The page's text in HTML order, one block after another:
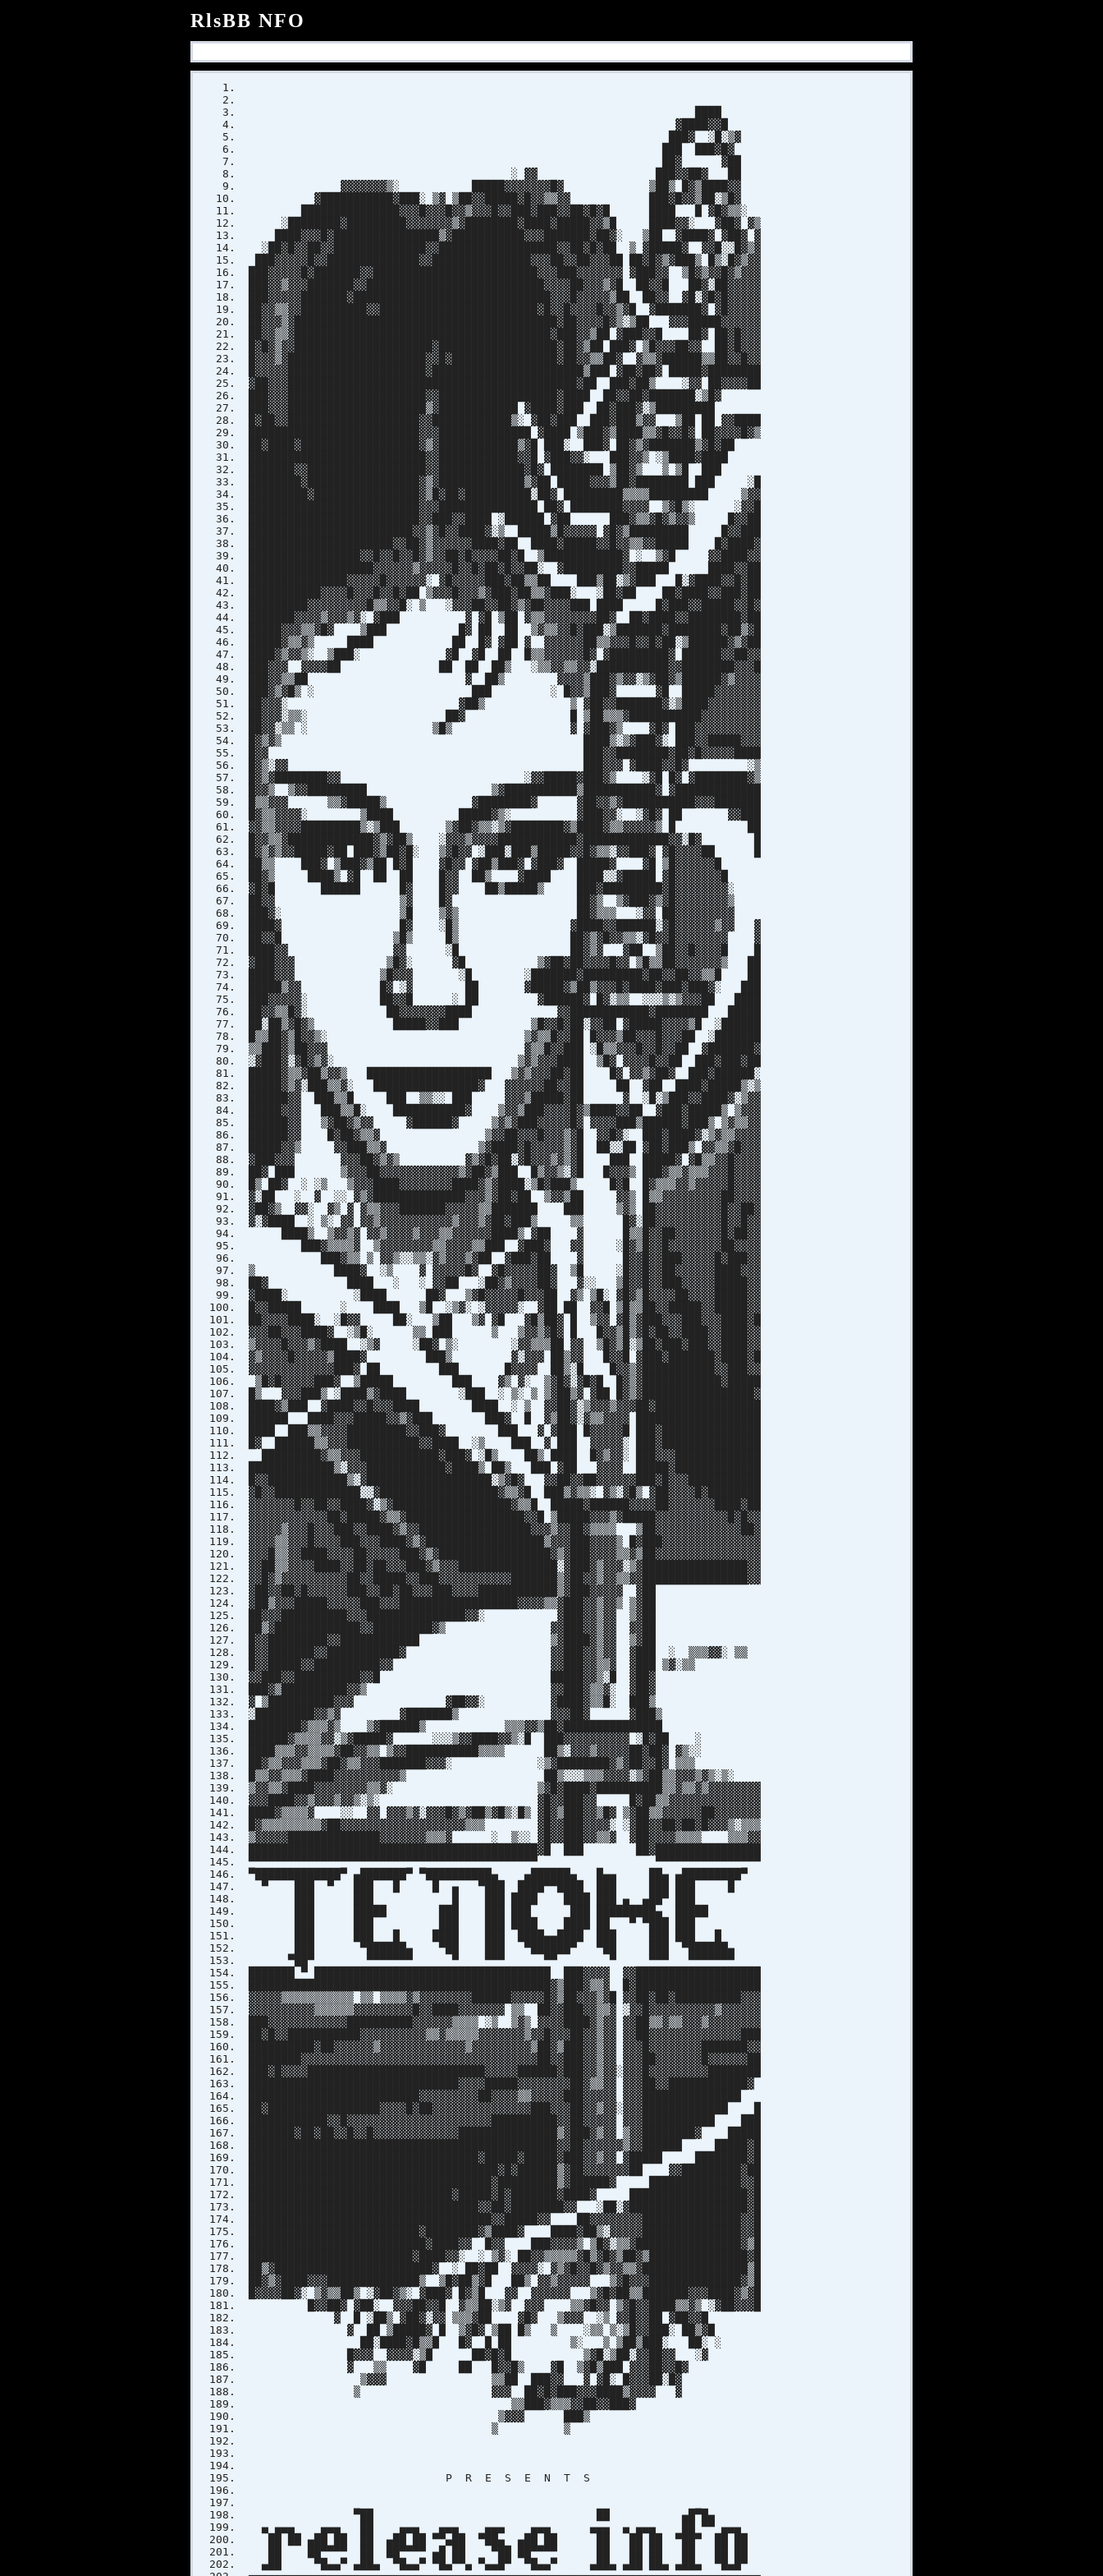
RlsBB NFO
▓████▓▓█
███▓ ░█░▒▓
███ ███▓█▓
██▓ ▓██
░ ▓▓ ███▓▓██▓ ██
▓▓▓▓▓▓▓▒░ █████▓▓▓▓▓▓▓█▓ ▒██▒ █▓▒████▓▓
▓███████████▓███░ ▒▓ ▒██▓▓█████▓█▓▓▒▒▓▓ ███▓█▓▓▒██░▒█▓
███████████████▓▓▓█▓▓▓█▓▓▒▓▓▓█▓▓███▓███▓▓██▓█▓█ ████ █ ▓█▓▒▒░
░████████▓█████████▓▓▓▓▓▓▓▒▓████████▓████▓█████▓▓▒█ ████▓▓░ ▓██▓ ▓▒
████▓▓▓█▓████████████████▒▓███████████▓▓▓███████▓██▓░ ▒██ ▓████▓ ▓██▓ ▓
░██▓█▓▓██▓▓██████████████▓▓██████████████████▓▓██▓█▓██ ▒ ▓█████▓ ▓▓█░░█▓▒▓
███▓▓▓▓▓█▓▓██████████████▓▓███████████████▓▓▓██▓▓██▓▓▓██ ██▓█▓▒▓███▒ █▒░█▓▒▓▓
███▓▓▓▓▓█▓███████▓▓█████████████████████████▓▓▓███▓▓▓▓▓▓▓ ▓███▓▓ ▒█▓▒▓▓█▓▒▓▓▓
███▓▓▒▓▓▓███████▓▓███████████████████████████▓▓▓▓██▓▓▓▒▓█ ██▓▓█ ██▓░██▓▓▓▓▓
███▓▓▓▓▓███████▓██████████████████████████████▓▓▓█▓▓▓▓▓▒██ ██▓▓ ▓█░▓█▓█▓▓▓▓▓
██▓▓▒▒▓▓██████████▓▓████████████████████████▓█▓▓█▓▓▓▓█▓▓▒▓█ ▓███████▓ ▓█▓▓▓▓▓
██▓▓▓▒▓████████████████████████████████████████▓██▓▓▓▓█▓▒░▒██ ▓▓▓█████▓▓▓▓▓▓
██▓▓▒▒▓███████████████████████████████████████▓███▓▓▒██ ▓███▓▓█ ██▓ ██▓█▓▓▓
█▓█▓▒▓▓█████████████████████▓██████████████████▓██▓▒██ ███▓ ▒█▓▓▓██▓▓ ██▓█▓▓▓
█▓▓▓▒▓█████████████████████▓▓█▓████████████████▓██▓▓▒▒██▓ ▓▒▒▓██████▒▒██▓▓█▓▓
█▓▓▓▓▓█████████████████████▓███████████████████████▒███ ▓██▓██▓ █████▓████████
▓██▓▓▓████████████████████████████████████████████▓██ ███▓██▒ ░▓▓ ██▓▓▓▓██
███▓▓▓█████████████████████▓▓██████████████████▓████ ██▓▓██▓███████░▒█▓
███▓▓▓█████████████████████▒▓████████████ ▓████▓███ ██▓███▓░▒█████████
█▓██▓▓████████████████████▓▓████████████▒░ ▓██▓███ ███▓███▒▓▓ ▒██ ██ ▓▓████
██████████████████████████▓▓▓██████████████ ▓████ ▒███▓▒████▒▒▓█▓▓█▓ ██▓▓▓▓█▓▒
██▓████▓██████████████████▓▒▓████████████▒▓█ ███░ ███▓ ██▓▒▓███████▒▓█▓██
███████████████████████████▓▓████████████▓▓█ ▓███▓▓░ ███▓▓▒ ░▒████▓████
███████▓▓██████████████████▓▓█████████████▓█▓ ████████ ▒██▓▒ ▒ ▒█ ███
████████▓█████████████████▓▒▓█████████████▒▓██ █████▓▓▓▒██▓████████ ███ ░█
█████████▓████████████████▓▒█▓██▓██████████░██▓ █████████▒▒▒▒█████████ ▒▓▓
██████████████████████████▓▓▓███████████████ ██▓ ████████▓▓▓▓ ▒▓█▒░ ░▓▓█
██████████████████████████▓▓███▓▓████ ░██████ ▓██ ███▓▒▒▓█▓▒▓▓▒ █▓▓██
█████████████████████████▓▓▒▓█▓▓████▓░▒ █████▒█▓▓▓▓▓ ▓█▓▒█████████ █▓▓███
██████████████████████▓▓██▓▒▓▓▓▓▓▓████▓██ ████▓█████▓▓█▓▓▒▒▓▓█████ █▓████▓
█████████████████▓▓█▓▓█▓▓█▓▒▓▓██▓█▓▓▓▓██▓█ ▒████████████▓ ░ ▒▓█ ▓▓████▓▓
███████████████████▓▓▓▓▓▓▒▓▓▓▓▓█▓▓█▓██▓█▓▓██░ ▓█████████▓▓█████ ████▓▓██
███████████████▓▓▓▓▓█▓▓▓▓▓▓░ ▓█▓▓▓▓▓███▓██▒▒██ ███▒██░▒▓███ █░▓████▓▓█▓██
███████████▓▓▓▓█▓▓▓█▓▓█▓██ ▒▓▓▓█▓▓▓▒▓███▓██▒▒▓███░ ░██▓██ ██▓████▓▓███▓██
█████████▓▓▓▓▓▓▓▓▓█▒▒▓▓█░ ▒ ░▓▓▓██▓▓██▓▒▓██▓▓▓▓███ ████ █▓███▓▓█████▓▓█▓
███████▓▓▓▓▒▓▓▓▒▓░ ▓███ ▓ ▓█ ▒██ ▓▒▒▓▓▓▓▓▓▓▓██▓ ██▓████▓▓████████▓██
█████▓▓▓▒▒▓█▓ ▒███ █▓ ██ ██ ▒▓▒▒▓▓█▓███░▒███████▓████████▓██▒▓█
█████▓▒▒▓▒ ████ ██ █▓ ▓██ ▓ ▓▓▓▓▓▓██▒▒▓▓▓█▓▓█▓██░▒██████▓▒▓██
████▓▒▓▓▒░ ▒███░ ▓█ ▓█ ██ █▒▒▓▓▓▓▓▓█▓ ▓█████████▓ ██████▓▓██▓▓
███▓▓▓ ▓▓▓▓██ ██ ██ ██▒ ░▒▒▓▓▒▒▓▓░███████████▓▓████████▓▓▓█
███▓▓▒▒██ ▓ ██▒ ▓▓▓▓▒███▓▒▓▓░▒▓██▓▒██████▓▒▓▓▓▓
███▓▒▓█▒ ░ ███ ░ █▓▓▒███▓ ▓█ █████▓▓▓▓▓▓▓
██▓▓▓░ ▓██▒ ▒ ▓██▓▓███████▓░▒████▓▓▓▓▓▓▓▓
██▓▓▓░▒▒░ ██▓ █ ▒██▒▒▒▓███████████▓▓▓▓▓▓▓▓▓
██▓▓░▒▒ ░ ▒█▒ ▓ ▓███▓▒ ▓█▓ ███▓▓▓▓▓▓▓▓▓▓
█▓▒▓▒ ████▒░▒▓███▓░ ███▓▓█████▓▓▓
█▓▓ ███▓▓████████▓██▓█▓▓▓▓▓████
█▓▒░▓▓ ███▓▓▓ ▓████▓▓█▓ ░▒
█▓▒▓████████▓▓ ░▓▓█████▓███▓▒ ░▓█ █▓ ▓████████▓▒
█▓▓▒ ▒▓▓█████████ ▒▓███████████▒███████████▓ ▓█████████████
█▒▒▓▓▓ ▒▒▓█████▒ ▓████████▓ ▓██▓▓▒▓███████████▓▓▓███████
█▓▒▒▓▓▓▓░ ▒████ █████▓▒░ ▓███▓▓░ ░▓█▓ ██ ▓▓███
▓▓▒▒▓▓▓▓█████████▒░▒███ ▒▓██▓▒▒░▒▓████████▓▒████▓▒▒▓▓▓▓▓▒ █ ██
█▓▓▒▒▓█████████████▓▒▓██▒ ░▓▓▓▒▓▓▓▓████████████▓█████████████▓▓░█▓ █
█▓▒▓▒▓▓█████▓██ ███▓▒██▓█░ ▒▓█▓▓ ░███░███▒█████▓▓█▓▒▒░▓▓███▓ ▓█▓▓▓▓██ █
██▒▒ ███▓ ▒███▓▒██ █▓█ ▓█▓▓ ▓██▒███▓ ▓███▓ █████▓ ▓█ ▒█▓▓▓▓▓▓█
██▓▒ ████▒ ▓█ ██ ██ █▓▓ ██▒ ▓████ ████░░▓█████ ▓█▓▓▓▓▓▓▓█
▓█▓█ ██████ █▓ █▓▓ ██▒█████▒ ███▓█████████▓█▓▓▓▓▓▓▓▓░
██▓▓ ▒▓ █▓ ██▓▒ ▒▓███▓▒▓█▓▓▓▓▓▓▓▓▒
███▓░ ▒█ ▒▓▒ ██▓▒▒▒ ░▓▓ ██▓▓▓▓▓▓▓▓▓
████▓ █▓ ░█▒ ▓████▓▓██████░▓█▓▓▓▓▓▓▒▓▓ ▓
██▓▓█ ▒█▒ █▒ ██▓▒▓█▓▓▒▒░▓█▓▓█▓▓▓▓▓▓▓▓ ▓
████▓▓ ▓▓ ░█ ██▓▒▓ ▓██ ▒██▓▓█▓▓▓▓█ █
▓███▓▓▓ ▒█▓░ ▓█ ▒▓██▓██▓▓▓▓█▓▓ ▒█▒▒██▓▓▓▓▓▓▓▒ ██
████▓▓▓ ▒█▓▓▓ ░█ ░███████▓█████████▓██▓▓██▓▓▒▒█ ██
█████▒▓▓ █▓ ░▓ ██ ▓█████▓▒██▒▓▓▓█▓████▓███▓███▓░ ███
███▓▓▓▓▓░ ██▓▓█ ░ ██ ▓██████▓ █▓░▒▒ ░░░▒░▒▓▓▓██ ████
██▓▓▒▒█▓░ ██▓▓▓▓▓▓▓████ ▓▓████████████▓████████ █████
██░██▒▓█▓▒ █████▓▓███ ▒█▓▓█▓██░▓▓██ ▓█████▓▓▓▓▒█ ░██████
█▒▒██▓▒█▓▓▒░ ▒▓▒▒█▓▓██ █▓▓▓▒██▓▓▓█▓▓▓██ ░███████
▒▒███▓▒██▓▓▓ ▓▒▒█▓▓███ ░█▒▒▓▓▓█▓▓█▓▓██ ▓███████▓
░▓███▓░▓█▓▒▓░ ▒▓▒▓▓▓████ ▒█▓ ▓▓▓▓█▓▓██ ███▓███▓██
█████▓▒▒▓██▒▓▓▒ ███████████████████ ▒▓▒▓▓▓██▓██ █▓ ▓▓▒▓██▓ ███▓██████░
█████▓▒▓░███▒▒▓░ ████████████████▓ ▓▓▓▓▓▓██▓▓██ ██ ▓██ ████▓█████▒░▒
██████▓▓ ███▒▒█ ███ ▒▒░░ ███ ▓▓▓▒█████▓██ ▓ ░█░▒███▓▓████▓░▒▓▓
█████▓▓▓ ███▒▒█░ ███████████▓ ▒▓▓▒███▓▓▓▓█▓▒████▓▓██ ▓███▓█████▒ ▒▓▓▓
██████▓▓ ▒▓██▓▒▓▓ ▓██████▓ ▒▓▒▓███▓▓▓▓▓█▓ ▓▓▓▓███▒██████▓███▒ ▒▓▒▒▓▓
██████▓▓ █▓██▓▒▒▓ ▒▓▓██▓▓▓█▓▓▓▒▓█ ▓▓█▓░ ███▓████▓░▒▓▒▒▓▓▓▓
█████▓▓▒ ▓▓███▒▒▓ ▒▓████▓█▓▓▓▓▓▒▓█ ██░░██ ▓██▓███▒ ▓▓▒▒▓█▓▓▓
▓███▓▓▓ ▓▓▓██▓▒▓▒ ▓▒▓█▓██░▓█▓▓▓▒▓▒▓█ ███ █████▓ ▓█▒▒▓▓█▓▓▓▓
██▓ ███ ▒▓▓▓██▓▓▓▓▓▓▓▓▓▓▓▓▒▓██▓▒███ █▒▓▓▒░▓█ █▓▓▓▒ ███▓▒▒▓▒▒▒▓▓▓█▓▓▓▓
█▒ ██▓ ░ ░▒ ▒▓▓▓████▓▓▓▓▓▓▓▓████▓▒▓████░▒█▓███▒ █▓█ █▓▒▒▒▓▓▒▓▓▓▓▓█▓▓▓▓
▓░██ ░ ▓ ░░ ▓▒▓██████████████▓▓▓▒▓██▓██ ▒▓▓▒██ ▓▓▒ █▒▒▓▓▓▓▓▓▓▓▓██▓▓▓▓
▓██▓▒ ▓▓░ ▓▒ ▓ ▓▒▒▓▓▓███████▓▓▓▓▓▒▒███████ ███ ▒▓▒ ██▓▓▓▓▓▓▓▓▓▓█▓▓██▓
▓░▓████ ░ ▒░ ▓▓ ▓▓▒▓▓▓▓▓▓▓▓▓▓▓▒▓▓▓▒▓██▓███▒ ▒▒ █▓░██▓▓▓▓▓▓▓▓▓▓█▓▓█▓▓
████▒ ▒▓▓▒▓ ▓▓▒▓▓▓▓▒▓▓▓▒▒▓▓▓▓▓▓████▒ ▓██ ▓ █▒▒█▓▓██▓▓▓▓▓▓▓█▓██▓▓
███▓▒▒▒▒▓ ▒▓▓▓▓▓▓▓▓▒▒▓▓▓▓▒▒███ ▓███▓ ▓▓ ░█▓▒█▓▓█▓▓▓▓▓▓▓▓██▓▓▓▓
███▓▒▒ ▒ ▓▓▒░░▒▒░▓▒▓▓▓▒▓██ ▓███▓██ ▓ █▓▓█▓▓███▓▓▓▓▓█▓███▓▓
▒ ████▓ ░▒ ▓ ▓▓▓▓▓█▓ ▓█▓▓▓▓▓██▓ ▒█ ░█▓▓█▓▓██▓▓▓▓▓▓████▓▓▓
██▓ ████ ░ ░ ▓▓██ ░██▓▒▓▓▓▓██▓ ▓░░ ▒█▓▓█▓▓███▓▓▓▓▓█████▓▓
▓████░ ░████ ██▓ ▒▓█▓▓▓▓▓█▓▓▓██ ▓▒ ▒█░ ▓█▓▒█▓▓▓▓██▓▓▓▓█████▓▓
█▓▓█████ ░ ████ ▒█ ░▒▓░ ░▓▓▓▓▓░ ▓██ ██ ▓▓█ ▒█▒▒██▓▓█████▓▓█████▓▓
██▓▓▓▓████░ ░█▓▓ ██░ ▒██ ▒▓ ▓█ ▓█▒██▓ █ ▒▓▓ ▓█▒▓███▓▓▓███▓▓▓████▓█
▓▓▓██▓▓▓████▓ ░▒█░ ▒▒ ███ ▒ ▒▓▓▒▓█▓ █ █▓▓▒█▒▓█▓██▓▓████▓▓████▓▓
▒▓▓▓▓█▓▓▓▒▓████ ░▒▓ ░██▓ ▒░ ░▓▓▒▒▒██ ▓▓ ▒█▓▒█░▒██▓███▓███▓▓████▓▓
▓▒▓▓▓▓█▓▓▓▓▓▒████▓ ███▒ ▓░▓▓▓ ██▒▓▓ █▓▓█ ▓███▓███████▓████▓█
▓▓▓▓▓▓▓▓▓▓▓▓▓███▓ ██ ███ █▓▓▓▓ ██▒░█ █▓▓▒▓███████████▓▓███▓▓
▒█▓█▓▓▓▓▓███▓ ▒█████ ███ ▓▒ ▓░ ▒▓█▓░▓█▓█ █▓▒▓████████████▓█████
█▒ ▓▓▓███▒ ░████▒▓████ ░███ ░ ▒░ ▒ ▒▓██▒▓ ▓██ █▓▒▓█████████████████▓
████▓▒███ ▓████▓▓█▓▓▓████ ████ ░ ▒ ▓▓██▓░▒▓▓▓▒▓▓▓██▓████████████████
██████ ████▓▓▓█████▓▓▒▓███ ███▓ █ ▓▒██▓░▓▒▒▓▓▓▓ ███████████████████
████ ███▒▒▓▓▓▓█████████▓▓███▓ ███ ▓ ▓███ █▓▓▓▓▓█ ███▓███████████████
█▓ ██████▒▒▓▓▓███████████▓▓████ ░▒ ███ ▓ ███ ▓▓▓▓▓░ ███▓███████████████
█████████▓▒▒▓▓▓████████████▓███▓ ░█▒ ██▒ ████ █▓▒▓▓░ ███▓▓▓█████████████
█████████████▒░▓▓▓████████████▓████▒ ██▒ ███ ▓██ ▓▓▓▓ █████▓█████████████
█▓▓████████████▒░▓███████████████████░▒▓█▓ ▓▓██▓▓██▓▓▓▓▓▓███▓█▓▓▓███████████
▓█▓▓█████████████░░▓██████████████████▓▒▒▓█ ███▒▓▒▒░ ▓▒░▓█▒ ▓██▓▓▓▓█▓████████
▓▓▓▓▓▓▓█▓▓██▓▓████▓░▒▓██████████████████▓▒▒█ █████▓██████▓▓▓▓██▓▓▓▓▓▓▓████▓██
▓▓▓▓▓▓▓▓▓▓▓▓██▓█████▓▒▒▓██████████████████▓▓█ ▒█████▓▓▓▒▓█████▓▓▓▓▓▓▓▓▓▓▓█▓█▓▓
▓▓▓▓▓▒▓▓▓█▓▓▓███▓▓████▓▒▓▓█████████████████▓▓▓▒▓▓██▓▒▒▒▒ ▒██▓▓▓▓▓▓▓▓▓▓▓▓▓██▓
▓▓▓▓▒▒▓▓▓█▓▓▓▓███▓▓▓████▓▒▓██████████████████▒▓▓▓███▓▓▓▓▒ █▓███▓▓▓▓▓▓▓▓▓▓▓▓▓▓▓
▓▓▓█▒▒▓▓████▓▓▓▓██▓▓▓▓▓███▓▒▓█████████████████▓▒▓███▓▓▓▓▒▒▓▒██▓▓▓▓▓▓▓▓▓▓▓▓▓▓▓▓
▓▓██▒▒▓▓▓▓████▓▓██▓██▓▓▓███▓▒▓▓▓███████████████░▓███▓▒▓▓▓░▒▓████████████████▓▓
▓▓█▓▒▓▓▓▓▓▓▓▓▓▓██▓▓█████▓▓███▓▓▓▓▓▓▓▓▓▓▓███████▒▓██▓▓▒▓▓▒▒▓▓████████████████▓▓
▓██▓▓██▓█▓▓▓▓▓▓███▓▓██▓██▓▓▓███▓▓▓▓████████████▒▓███▓▓▓▓▓ ▓██
▓██▒▓▓▓█████▓▓▓▓▓███▓▓▓██████████████████▓▓▓▓▒▒▓███▓▓▒▓▓▒ ▒▓██
██▓▓▓██████████▓▓▓███████████████▓▓░ ▓███▓▓▒▓▓ ▒▓██
██▒▓█████████████▓▓█████████▓▒ ▓▓███▓▓▒▓▓ ▓▓██
█▓▓█████████▓▓████████████ ▒▓████▓▒▓▓ ▒▓██
█▓▓███████▓▓███████████▓ ▓▓███▓▓▒▓▓ ▓███ ░ ▒▒▒▓▓░ ▒▒
█▓▓█████▓▓██████████▓▓ ▓▓███▓▓▒▒▓ ▓███ ▒▓░▒▒
▓▓███▓▓██████████▓▓█ █████▓▓▒░█ ▓██▓
███▓▒██████████▓▓▒ ▓▓███▓▒▒▓░ ▓██▓
▓ ▒██████████▓▓▓ ▓██▓▓░ ▓████▓▒▒█░ ███▒
░█████████▓▓▒▓ ▓███████▒ ▓▓▓██▓ ▓███▒
████████▓▒▒▒▓▒ ▒▓██████▒ ▒▒▒▓▓▒██▓███████████████
██████▓▒▒▒▒▓▓░▒▓█████▓ ░░░▒▓▓████▓▓▒░█ ███▓▓▓▓▓▓▓▓▓▓ ░█▓██ ░
████▒▒▒▓▓▒▒▒▒▓██▓▓▒▒ ▒▓▓███████████▒▒▒▒ ██▒░▓▓▓▒▓▓▓▓▓██▓██▓ ▓▒░░
██▓▒▒▓▓▓▒▒▒▓██▓▒▒▓▓▓███████▓▓▓░ ░▒▓████████▓▒▓██▓▓█▓ ▒▒▒
█▒▒▓▓▒▒▒▓████▓▓▓▓▓▓▓▓▓▓▒ ██▒░░░▒▒▒▓▓▓▓░▒▓██▒▒▓▓▓▒▓▒░▒░
▒▓▓▒▒▓████▓▓▓▓▓▓▓▓▒▒▓░ ▒▓█▓████▓██████████▒▒▓▒▒▓▒▓▓▓▓▓▓▓▓
▓▓▓████▓▓▒▓▓▓▒▓▓▒░▒░ ▓█▓▓███▓▓ █▓██▒▒▓▓▓▓▓▓▓▓▓▓▓▓▓▓
████▓▒▒▒▒▓ ░░ ▓▓ ▓▓▓▒▓░▓▓▓█▓▒▓██▒▓█▒░█▒ ▓█▓▒███▓▓▒█▓ ▒▓██▒▒▓▓▓▓▓▓██▓▓▓▓▓▓▓
█▓▒▒▒▒▒▒▒▒▒▓██▓▓▓▓▓▓▓▓▓▓▓▓▓▓▓▓▓▓▓▒▒▒ ▓█▓▓███▓▓▓▓░ ░▓██▓▓██▓██▓█▓▓▓▒░▒▒▒
▒▓▓▓▓▓██████████████▓▓▓▓▓▓▓▒▒▒▓ ░ ▒░░ ▓█▓▓███▓▓▒▒▓ ▓██▓▓▓▓▒▒▒▒ ▒▒▒▓▓
████████████████████████████████████████████▓█ ███ ██▓████████████████
▀▀▀▀▀▀▀▀▀▀▀▀▀▀▀▀▀▀▀▀▀▀▀▀▀▀▀▀▀▀▀▀▀▀▀▀▀▀▀▀▀▀▀▀ ▀▀▀▀▀▀▀▀▀▀▀▀▀▀▀▀
▀█████████████▀ ▄███████▀ ▀██████████▄ ▄██████▄ █▄▄ ██▄ ▄█████████▀
▀ ███ ▀ ███ █ █ ▄ ▀███ ████▀▀████ ███ ███ ███ █
███ ███ █ ███ ████ ████ ███ ▄ ▄██▀ ███
███ █████ ███ ███ ███ ███ █████████▄ █████
███ ███ ███ ███ ████ ████ ██ ▀ ▀███ ███
███ ███ █ ████ ███ ████▄▄████ ███ ███ ███ █
███ ▀██████▄ ▀██ ███ ▀██████▀ ▀██ ███ ▀██████▄
▀██▀ ▀▀▀▀▀▀▀ ▀ ▀▀▀ ▀▀ ▀ ▀▀▀ ▀▀▀▀▀▀▀
███████ ▀ ████████████████████████████████████ ███▓▓▓▓ ▓▓███████████████████
██████████████████████████████████████████████▓▒███▓▒▒▓ █▓███████████████████
▓▓▓▓▓▒▒▒▒▒▒▒▒▒▒▒ ▒▒ ▒▒▒▒▓▒▓▓▓▓▓▓▓▓██████▓▓▓▓▓█▓▒██▓▓▓▒▓█ ▓▓██▓██▓██████████▓▓▓
▓▓▓▓▓▓▓▓▓▓▒▒▒▒▒▒▓▓▓▓▓▓▓▓▓█▓▓████▓▓▓▓▓▓▓ ▒▒ ██▓▓███▓▓▒▒▓ ░▓▓█▓▓▓▓▓▓▓▓▓▓▒▓▓▓▓▓▓
███▓▓▓▓▓▓▓▓▓▓▓▓██████████▓▓▓▓▓▓▒▒▒▒ ░▒ ▒▓▒ ▓▓▓▓████▓▒▓▓ ▓▓██▒▒▓▒▒▓▓▓▒▓▓▓▓▓▓▓▓
██▓█▓▓███████████▓▓▓▓▓▓▓▓▓▓▒▒▓▒▒▒▒▒▓▓▓▓▓▓▓▒▓▓█▓▓▓██▓▓▒▓▓ ▓▓██▓▓▓▓▓▓▓▓▓▓▓▓▓▓███
██████████▓██▓▓▓▓▓▓▒▓▓▓▓▓▓▓▓▓▓▓▓▓▒▓▓▓▓▓▓▓▓▓▒██▓▒███▓▓▒▓▓ ▓▓▓█▓▓▓▓▓▓▓▓███████▓▓
████████▓▓▓▓▓▓▓▓▓▓▓▓▓▓▓▓▓▓▓▓▓▓▓▓▓▓▓▓▓▓▓▓▓▓▓▓██▓▓███▓▓▒▓▓ ▓▓▓██▓▓▓▓▓▓▓█▓▓▓▓▓▓██
███▓█▓▓▓▓███████████████████████████▓▓▓▓▓██████▓███▓▓▒▓▓░▓▓▓█▓▓▓▓▓▓▓▓▓████████
████████████████████████████████▓▓▓▓█████▓▓▓▓▓▓▓▓██▓▒▒▓▓ ▓▓▓██▓▓████████████▓
██████████████████████████▓▓▓▓▓▓▓▓▓██▓▓▓▓▒▒▓▓▓▓▓███▓▓▓▓▓ ▓▓▓███████████████
██▓█████████████████▓▓▓▓█▓██▓▓▓▓▓▓▓▓▓▓▓▓▓▓▓███▓▓▓██▓▓▒▓▓░▓▓▓█████████████ █
████████████▓▓█▓▓▓▓▓▓▓▓▓▓▓▓▓▓▓▓▓▓▓▓▓▓██████████▓▓██▓▓▓▓▓ ▓▓▓███████████ ███
███████▓██▓██▓▓█▓▓█▓▓▓▓▓▓▓▓▓▓▓▓▓███████████████▒▓███▓▒▓▓ ▒▓▓████████▓ █████
███████████████████████████████████████████████▓▓██▓▓▓▓▓▓▒▓▓██████ █████▓█
███████████████████████████████████▓█████▓█████▓███▓▓▒▓▓ ▓█████ ████████▓█
██████████████████████████████████████▓█▓██████▒▓██▓▓▓▓▓▓▓██ ▓▓█████████▓██
█████████████████████████████████████▓█████████▒▓██████▓ ██████████████▓▓█
███████████████████████████████▓█████▓█▓███████▓████▓ ██████████████████▓█
███████████████████████████████████▓▓██▓████████▓▓ ░██░▓██████████████████▓█
█████████████████████████████████████▓▓█████▓▓ ██▓▓▓▓▓▓▓▓███████████████▓▓█
██████████████████████████▓████████▓▒████▓ ████▓██▒░▓▓▓▓▓███████████████▓▓█
███████████████████████████▓████▓▓ █▓▓ ███▓▓▓▓▒ ▒█▓░▒▒▓████████████████▓▒█
█████████████████████████▓████▓▓░ ░ ▒▓░ ██▓▓▒▒▒▒▒▓█▒▓█▓▒██▓▒███████████████▓█
██▒▓████████████████████████▓ ░ ██▓██ ▓▓▓▓░ ▓▒▓█▓▓█▓▒▓▓▒▒▓████████████████▒█
██▓▒▓████▓▓▓██████████████▒ ▒█▓██▒▓█ ██▒ ▓▓▒▓▓▓▓▓ ▒▓█▓▓▓██████████████▓▒█
█▓▓▓▓██▓░ ▒▓▒▒██▒ ░▓██▓▒░ ▓███▓ █▓▒█ ▓▓ ▓▓▓▓▓▓ ▒▓█▓██▒▒███████▓▓▓████▓▒▓█
█▓▓██▓ ▓██░ ▓▓▓██▓▓█ ▓▒▒██░▒▓ ▓▓▓ ▒▒▓█▓▓ ▒▓█▓▓████▒▒▓▒ ░▓██▓▓▓█
▓ █ ░██▒ ▓██▓░▓▓ ▒▒▒▓██ ▓█▓ ▒▓▓▓ ░▒ ▓▓█▓▓██ ▓██▓▓█
▓ ██ ▒█████▓ █ ▒▓█▓ ▒██ █▒ ▒ ░▒▒ ▒░▒█▓▓███░ ██▒▓█
██░████▓█▒▒█ █▓ █ ██ ▒░ ▒ ▒██▒███░ ██░ ░
█▓▓▓ ▓▓▓▓░▒█ ██▓█▓█ ▒▓█░▒██░▓▓██▓▓ ░▓
▓ ▒▒ ▓█ ██ █▓▓█▒ ▓█ ▒▓█▒███ ▓▓▓██▓▓█▓
▒▓▓▓ ▒▒██ ███▓▓ ▓ ▓█░ █▓▓▓██░█▓
▒ ▓▓▓ ██▓█▓███▓▓▓████▒▓▓▓▓ ▓
▒▒███▓▒▒▒▓▓██▓▓███▓
▒▓▓▓ ███▒
▒ ▒
P R E S E N T S
▀██ ██ ▄█▀█▄
▄ ▄▄▄ ▄▄▄ ██ ▄▄▄ ▄▄▄ ▄▄▄ ▄▄▄ ▄▄▄ ▄ ▄▄▄ ██ ▀▀ ▄▄▄
██ ██ ▄██ ██ ██ ▄██ ██ ▀▀▄██ ▀██▄ ▄██ ██ ██ ██ ██ ▀██▀ ██ ██
██ ██▀▀▀▀ ██ ██▀▀▀▀ ▄█ ██ ▀██ ██▀▀▀▀ ██ ██ ██ ██ ██ ██
▄██ ▀█▄▄▀ ▄██▄ ▀█▄▄▀ ▀█▄▀▀▄ ▀▄▄█▀ ▀█▄▄▀ ▄██▄ ▄██ ██▄ ▄██▄ ▀█▄█▀